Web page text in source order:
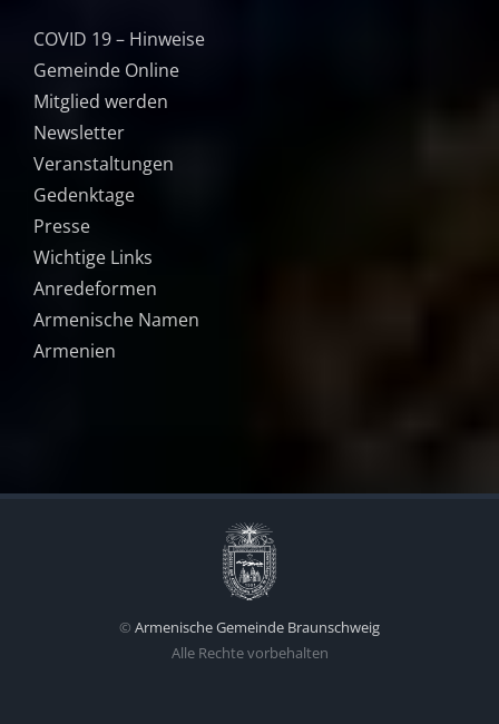
COVID 19 – Hinweise
Gemeinde Online
Mitglied werden
Newsletter
Veranstaltungen
Gedenktage
Presse
Wichtige Links
Anredeformen
Armenische Namen
Armenien
© Armenische Gemeinde Braunschweig
Alle Rechte vorbehalten